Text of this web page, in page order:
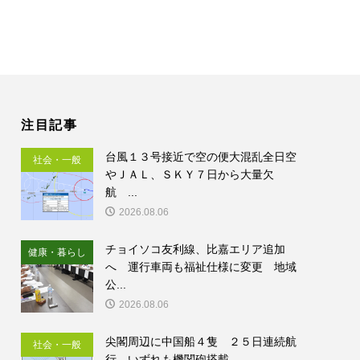
注目記事
社会・一般
台風１３号接近で空の便大混乱全日空
やＪＡＬ、ＳＫＹ７日から大量欠
航 ...
2026.08.06
健康・暮らし
チョイソコ友利線、比嘉エリア追加
へ 運行車両も福祉仕様に変更 地域
公...
2026.08.06
社会・一般
尖閣周辺に中国船４隻 ２５日連続航